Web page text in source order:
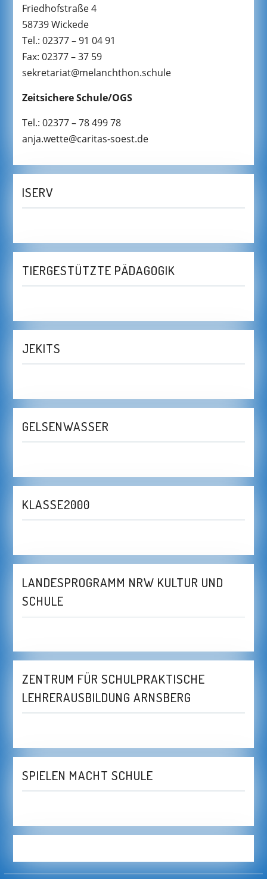
Friedhofstraße 4
58739 Wickede
Tel.: 02377 – 91 04 91
Fax: 02377 – 37 59
sekretariat@melanchthon.schule
Zeitsichere Schule/OGS
Tel.: 02377 – 78 499 78
anja.wette@caritas-soest.de
ISERV
TIERGESTÜTZTE PÄDAGOGIK
JEKITS
GELSENWASSER
KLASSE2000
LANDESPROGRAMM NRW KULTUR UND
SCHULE
ZENTRUM FÜR SCHULPRAKTISCHE
LEHRERAUSBILDUNG ARNSBERG
SPIELEN MACHT SCHULE